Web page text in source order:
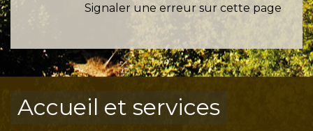
Signaler une erreur sur cette page
Accueil et services